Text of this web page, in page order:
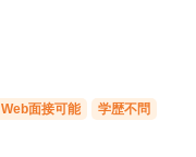
Web面接可能
学歴不問